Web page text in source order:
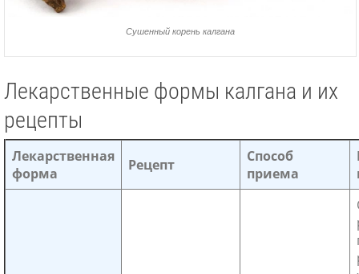
Сушенный корень калгана
Лекарственные формы калгана и их
рецепты
Лекарственная
форма
Рецепт
Способ
приема